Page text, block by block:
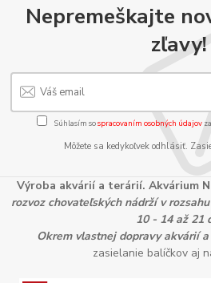
Nepremeškajte
zľavy!
Súhlasím sospracovaním osobných údajov
Môžete sa kedykoľvek odhlásiť.
Výroba akvárií a terárií. Akvárium
rozvoz chovateľských nádrží v
10 - 14 až 21
Okrem vlastnej dopravy akvárií
zasielanie balíčkov aj